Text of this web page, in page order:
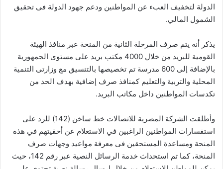
الدولة لتخفيف العبء عن المواطنين ودعم جهود الدولة فى تحقيق
الشمول المالي.
يذكر أنه يتم صرف المرحلة الثانية من المنحة عبر منافذ الهيئة
القومية للبريد من خلال 4000 مكتب بريد على مستوى الجمهورية
بالإضافة إلى 600 مدرسة تم تخصيصها بالتنسيق مع وزارتى التنمية
المحلية والتربية والتعليم كمنافذ صرف إضافية بهدف الحد من
تكدسات المواطنين داخل مكاتب البريد.
وأطلقت الشركة المصرية للاتصالات خط ساخن (142) للرد على
استفسارات المواطنين الراغبين في الاستعلام عن أحقيتهم في هذه
المنحة ومساعدة المستحقين فى معرفة مواعيد وجهات صرف
المنحة، كما تم استحداث خدمة الرسائل النصية عبر رقم 142، حيث